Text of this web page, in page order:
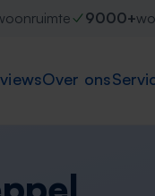
9000+
Over ons